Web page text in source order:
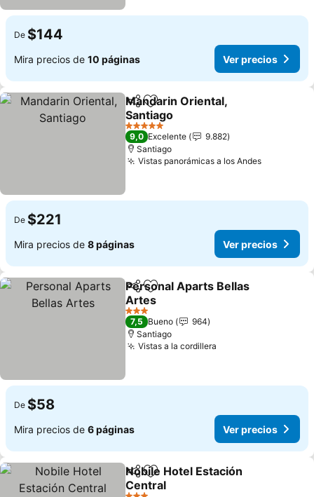
De $144
Mira precios de 10 páginas Ver precios
CompartirAgregar a favoritos
Mandarin Oriental,
Santiago
5 Estrellas
9,0 Excelente
9.882
Santiago
Vistas panorámicas a los Andes
De $221
Mira precios de 8 páginas Ver precios
CompartirAgregar a favoritos
Personal Aparts Bellas
Artes
3 Estrellas
7,5 Bueno
964
Santiago
Vistas a la cordillera
De $58
Mira precios de 6 páginas Ver precios
CompartirAgregar a favoritos
Nobile Hotel Estación
Central